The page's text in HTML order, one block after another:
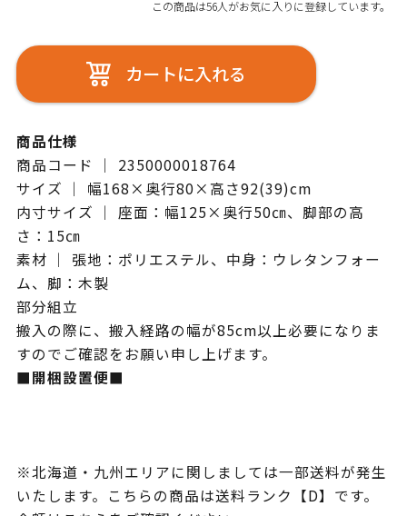
この商品は56人がお気に入りに登録しています。
カートに入れる
商品仕様
商品コード ｜ 2350000018764
サイズ ｜ 幅168×奥行80×高さ92(39)cm
内寸サイズ ｜ 座面：幅125×奥行50㎝、脚部の高
さ：15㎝
素材 ｜ 張地：ポリエステル、中身：ウレタンフォー
ム、脚：木製
部分組立
搬入の際に、搬入経路の幅が85cm以上必要になりま
すのでご確認をお願い申し上げます。
■開梱設置便■
※北海道・九州エリアに関しましては一部送料が発生
いたします。こちらの商品は送料ランク【D】です。